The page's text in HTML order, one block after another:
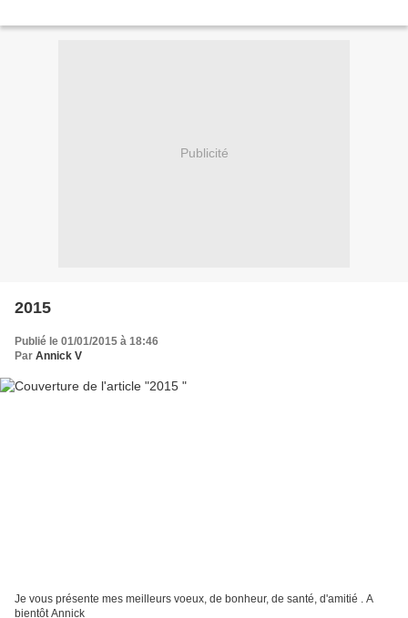
Publicité
2015
Publié le 01/01/2015 à 18:46
Par Annick V
Je vous présente mes meilleurs voeux, de bonheur, de santé, d'amitié . A
bientôt Annick